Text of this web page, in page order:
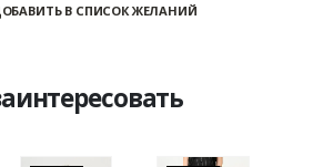
В СПИСОК ЖЕЛАНИЙ